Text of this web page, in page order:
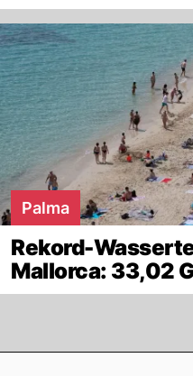
Palma
Rekord-
Mallorca: 33,02